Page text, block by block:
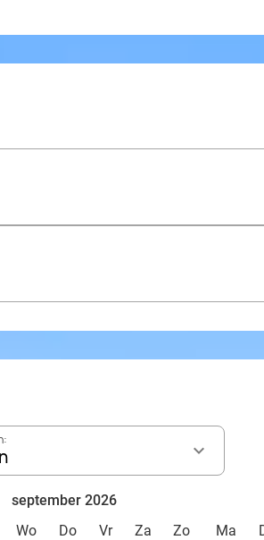
september 2026
Wo Do Vr Za Zo Ma